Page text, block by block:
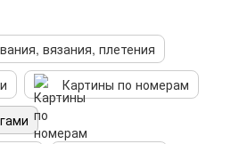
вязания, плетения
Картины по номерам